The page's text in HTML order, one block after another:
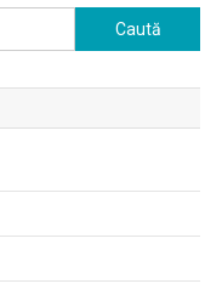
Caută
după: